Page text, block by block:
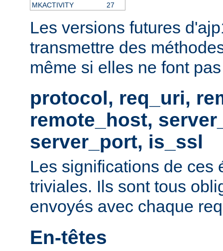
MKACTIVITY
27
Les versions futures
transmettre des
même si elles ne font
protocol, req_uri,
remote_host,
server_port, is_ssl
Les significations de ces
triviales. Ils sont tous
envoyés avec chaque
En-têtes